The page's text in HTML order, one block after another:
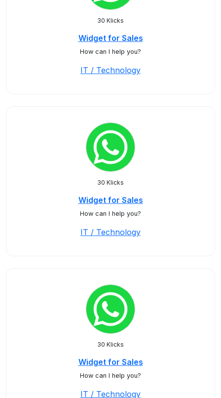
30 Klicks
Widget for Sales
How can I help you?
IT / Technology
30 Klicks
Widget for Sales
How can I help you?
IT / Technology
30 Klicks
Widget for Sales
How can I help you?
IT / Technology